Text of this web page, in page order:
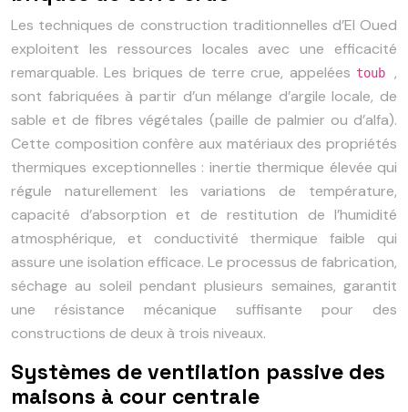
Les techniques de construction traditionnelles d’El Oued
exploitent les ressources locales avec une efficacité
remarquable. Les briques de terre crue, appelées toub ,
sont fabriquées à partir d’un mélange d’argile locale, de
sable et de fibres végétales (paille de palmier ou d’alfa).
Cette composition confère aux matériaux des propriétés
thermiques exceptionnelles : inertie thermique élevée qui
régule naturellement les variations de température,
capacité d’absorption et de restitution de l’humidité
atmosphérique, et conductivité thermique faible qui
assure une isolation efficace. Le processus de fabrication,
séchage au soleil pendant plusieurs semaines, garantit
une résistance mécanique suffisante pour des
constructions de deux à trois niveaux.
Systèmes de ventilation passive des
maisons à cour centrale